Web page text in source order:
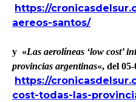
https://
aereos-santos/
y «Las aerolíneas ‘low cost’
provincias argentinas«, del
https://
cost-todas-las-